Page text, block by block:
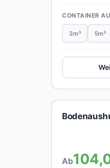
CONTAINER
3m³ 5m³
Ab